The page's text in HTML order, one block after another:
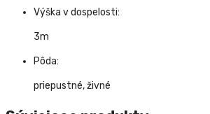
Výška v dospelosti:
3m
Pôda:
priepustné, živné